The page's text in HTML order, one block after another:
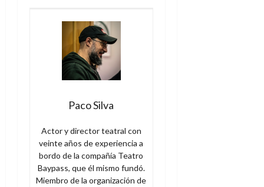
Paco Silva
Actor y director teatral con
veinte años de experiencia a
bordo de la compañía Teatro
Baypass, que él mismo fundó.
Miembro de la organización de